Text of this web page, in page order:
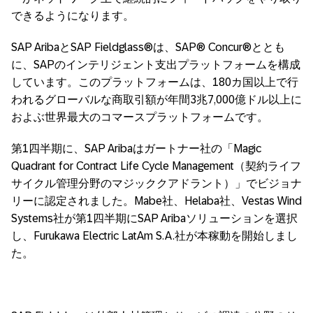
できるようになります。
SAP AribaとSAP Fieldglass®は、SAP® Concur®ととも
に、SAPのインテリジェント支出プラットフォームを構成
しています。このプラットフォームは、180カ国以上で行
われるグローバルな商取引額が年間3兆7,000億ドル以上に
およぶ世界最大のコマースプラットフォームです。
第1四半期に、SAP Aribaはガートナー社の「Magic
Quadrant for Contract Life Cycle Management（契約ライフ
サイクル管理分野のマジッククアドラント）」でビジョナ
リーに認定されました。Mabe社、Helaba社、Vestas Wind
Systems社が第1四半期にSAP Aribaソリューションを選択
し、Furukawa Electric LatAm S.A.社が本稼動を開始しまし
た。